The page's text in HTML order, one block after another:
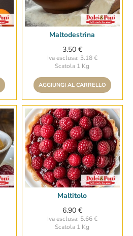
Maltodestrina
3.50 €
Iva esclusa: 3.18 €
Scatola 1 Kg
AGGIUNGI AL CARRELLO
Maltitolo
6.90 €
Iva esclusa: 5.66 €
Scatola 1 Kg